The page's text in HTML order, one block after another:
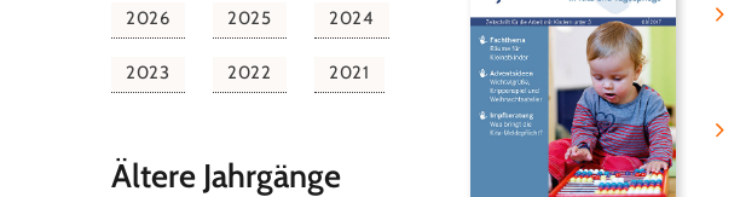
2026 2025 2024
2023 2022 2021
Ältere Jahrgänge